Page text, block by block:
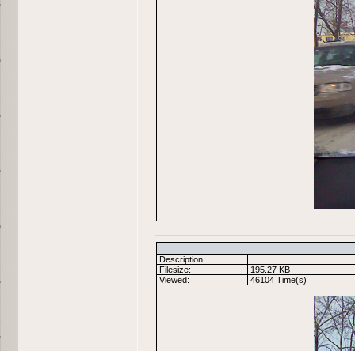
Description:
Filesize:
195.27 KB
Viewed:
46104 Time(s)